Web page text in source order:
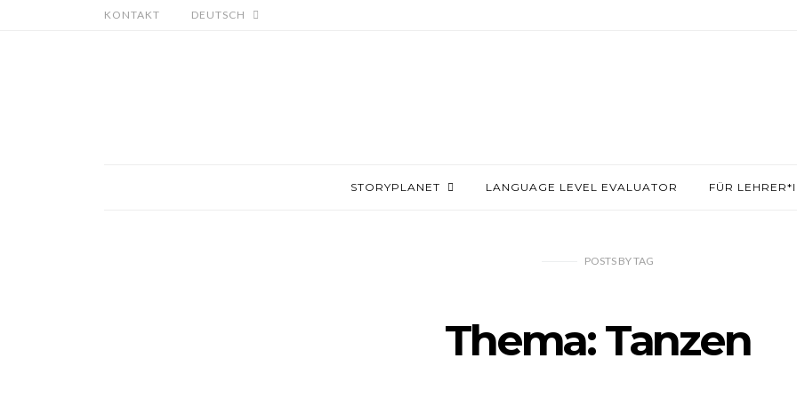
KONTAKT DEUTSCH
STORYPLANET LANGUAGE LEVEL EVALUATOR FÜR
POSTS BYTAG
Thema: Tanzen